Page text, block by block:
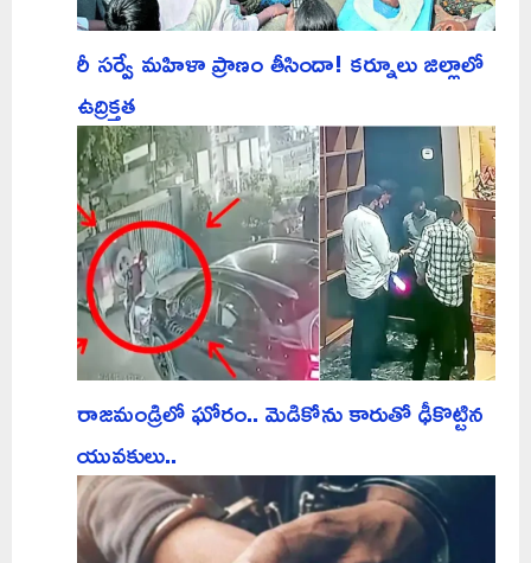
రీ సర్వే మహిళా ప్రాణం తీసిందా! కర్నూలు జిల్లాలో
ఉద్రిక్తత
రాజమండ్రిలో ఘోరం.. మెడికోను కారుతో ఢీకొట్టిన
యువకులు..